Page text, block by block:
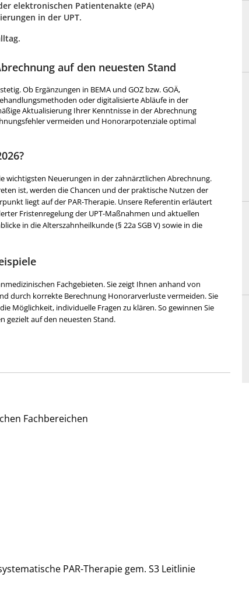
elektronischen Patientenakte (ePA)
in der UPT.
auf den neuesten Stand
Ob Ergänzungen in BEMA und GOZ bzw. GOÄ,
oder digitalisierte Abläufe in der
Aktualisierung Ihrer Kenntnisse in der Abrechnung
vermeiden und Honorarpotenziale optimal
wichtigsten Neuerungen in der zahnärztlichen Abrechnung.
ist, werden die Chancen und der praktische Nutzen der
liegt auf der PAR-Therapie. Unsere Referentin erläutert
Fristenregelung der UPT-Maßnahmen und aktuellen
in die Alterszahnheilkunde (§ 22a SGB V) sowie in die
Fachgebieten. Sie zeigt Ihnen anhand von
durch korrekte Berechnung Honorarverluste vermeiden. Sie
Möglichkeit, individuelle Fragen zu klären. So gewinnen Sie
gezielt auf den neuesten Stand.
Fachbereichen
PAR-Therapie gem. S3 Leitlinie